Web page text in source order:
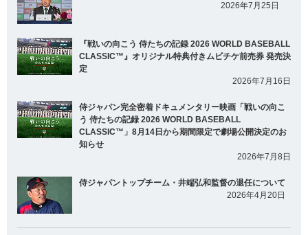
2026年7月25日
『戦いの向こう 侍たちの記録 2026 WORLD BASEBALL
CLASSIC™』オリジナル特典付きムビチケ前売券 発売決
定
2026年7月16日
侍ジャパン完全密着ドキュメンタリー映画「戦いの向こ
う 侍たちの記録 2026 WORLD BASEBALL
CLASSIC™」8月14日から期間限定で劇場公開決定のお
知らせ
2026年7月8日
侍ジャパントップチーム・井端弘和監督の退任について
2026年4月20日